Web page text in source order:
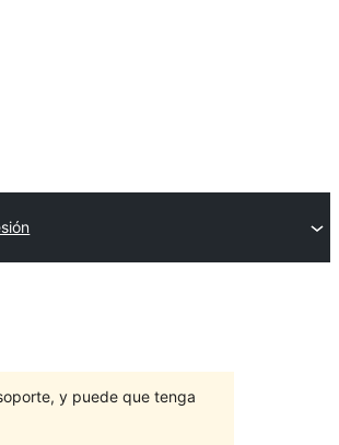
y puede que tenga